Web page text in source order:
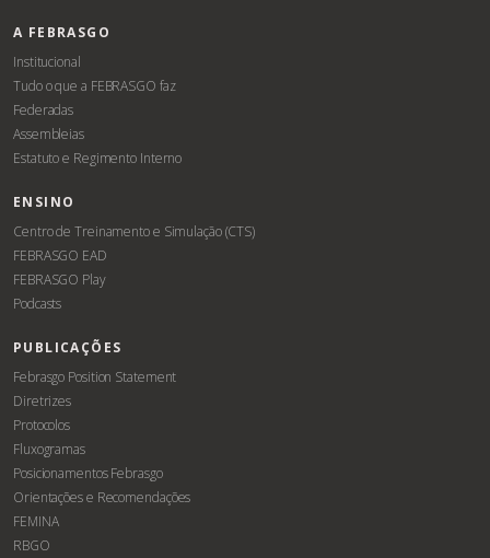
A FEBRASGO
Institucional
Tudo o que a FEBRASGO faz
Federadas
Assembleias
Estatuto e Regimento Interno
ENSINO
Centro de Treinamento e Simulação (CTS)
FEBRASGO EAD
FEBRASGO Play
Podcasts
PUBLICAÇÕES
Febrasgo Position Statement
Diretrizes
Protocolos
Fluxogramas
Posicionamentos Febrasgo
Orientações e Recomendações
FEMINA
RBGO